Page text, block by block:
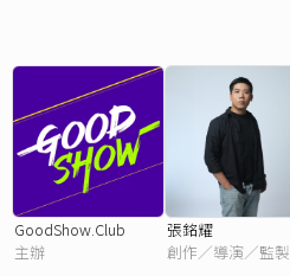
GoodShow.Club
主辦
張銘耀
創作／導演／監製